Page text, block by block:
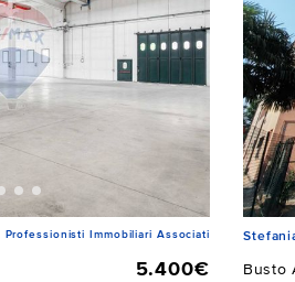
Professionisti Immobiliari Associati
5.400€
Busto